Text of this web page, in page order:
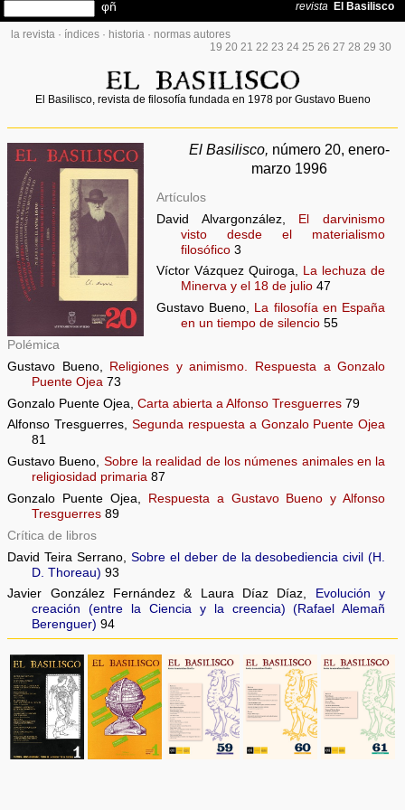
la revista · índices · historia · normas autores
19 20 21 22 23 24 25 26 27 28 29 30
El Basilisco, revista de filosofía fundada en 1978 por Gustavo Bueno
El Basilisco, número 20, enero-
marzo 1996
Artículos
David Alvargonzález, El darvinismo
visto desde el materialismo
filosófico 3
Víctor Vázquez Quiroga, La lechuza de
Minerva y el 18 de julio 47
Gustavo Bueno, La filosofía en España
en un tiempo de silencio 55
Polémica
Gustavo Bueno,
Religiones y animismo. Respuesta a Gonzalo
Puente Ojea 73
Gonzalo Puente Ojea,Carta abierta a Alfonso Tresguerres 79
Alfonso Tresguerres, Segunda respuesta a Gonzalo Puente Ojea
81
Gustavo Bueno, Sobre la realidad de los númenes animales en la
religiosidad primaria 87
Gonzalo Puente Ojea,
Respuesta a Gustavo Bueno y Alfonso
Tresguerres 89
Crítica de libros
David Teira Serrano, Sobre el deber de la desobediencia civil (H.
D. Thoreau) 93
Javier González Fernández & Laura Díaz Díaz,
Evolución y
creación (entre la Ciencia y la creencia) (Rafael Alemañ
Berenguer) 94